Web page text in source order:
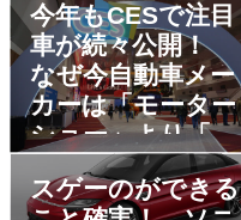
今年もCESで注目
車が続々公開！
なぜ今自動車メー
カーは「モーター
ショー」より「家
電見本市」に力を
入れるのか？
スゲーのができる